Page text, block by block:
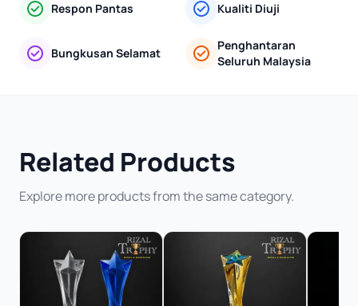
Respon Pantas Kualiti Diuji
Bungkusan Selamat
Penghantaran
Seluruh Malaysia
Related Products
Explore more products from the same category.